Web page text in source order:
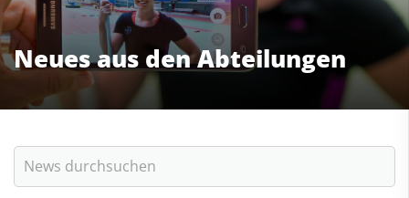
Neues aus den Abteilungen